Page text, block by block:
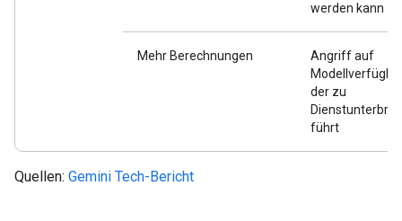
werden kann
Mehr Berechnungen
Angriff auf
der zu
führt
Quellen: Gemini Tech-Bericht